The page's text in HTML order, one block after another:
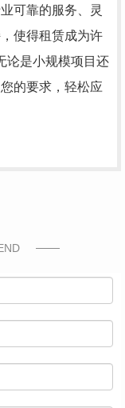
可靠的服务、灵
使得租赁成为许
论是小规模项目还
的要求，轻松应